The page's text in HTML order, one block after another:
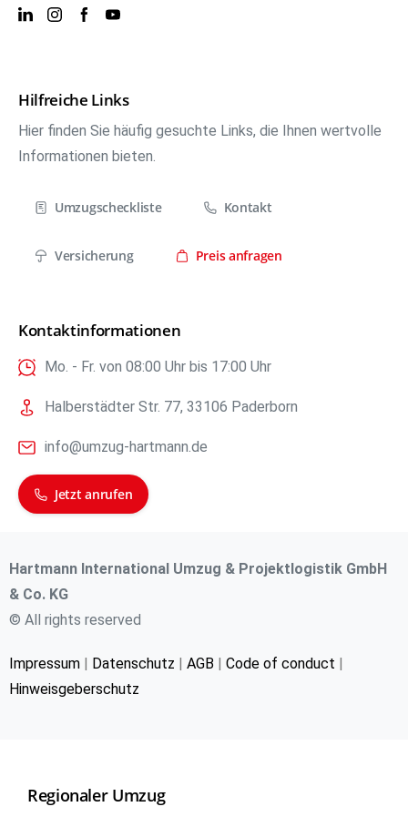
Hilfreiche Links
Hier finden Sie häufig gesuchte Links, die Ihnen wertvolle
Informationen bieten.
Umzugscheckliste Kontakt
Versicherung Preis anfragen
Kontaktinformationen
Mo. - Fr. von 08:00 Uhr bis 17:00 Uhr
Halberstädter Str. 77, 33106 Paderborn
info@umzug-hartmann.de
Jetzt anrufen
Hartmann International Umzug & Projektlogistik GmbH
& Co. KG
© All rights reserved
Impressum | Datenschutz | AGB | Code of conduct |
Hinweisgeberschutz
Regionaler Umzug